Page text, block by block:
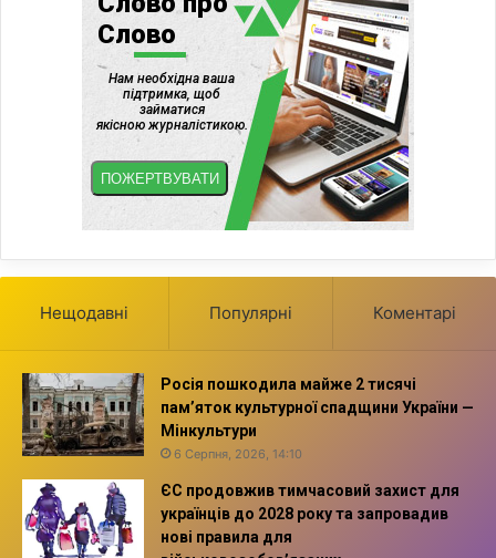
Нещодавні Популярні Коментарі
Росія пошкодила майже 2 тисячі
пам’яток культурної спадщини України —
Мінкультури
6 Серпня, 2026, 14:10
ЄС продовжив тимчасовий захист для
українців до 2028 року та запровадив
нові правила для